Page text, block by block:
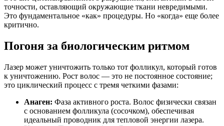
точности, оставляющий окружающие ткани невредимыми.
Это фундаментальное «как» процедуры. Но «когда» еще более
критично.
Погоня за биологическим ритмом
Лазер может уничтожить только тот фолликул, который готов
к уничтожению. Рост волос — это не постоянное состояние;
это циклический процесс с тремя четкими фазами:
Анаген: Фаза активного роста. Волос физически связан
с основанием фолликула (сосочком), обеспечивая
идеальный проводник для тепловой энергии лазера.